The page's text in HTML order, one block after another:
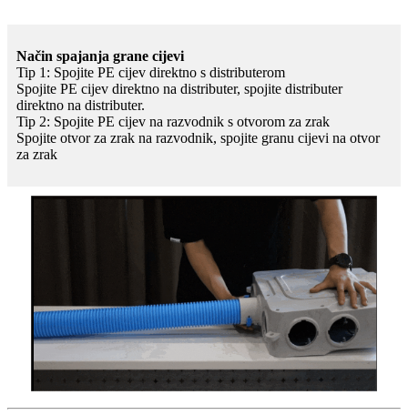
Način spajanja grane cijevi
Tip 1: Spojite PE cijev direktno s distributerom
Spojite PE cijev direktno na distributer, spojite distributer
direktno na distributer.
Tip 2: Spojite PE cijev na razvodnik s otvorom za zrak
Spojite otvor za zrak na razvodnik, spojite granu cijevi na otvor
za zrak